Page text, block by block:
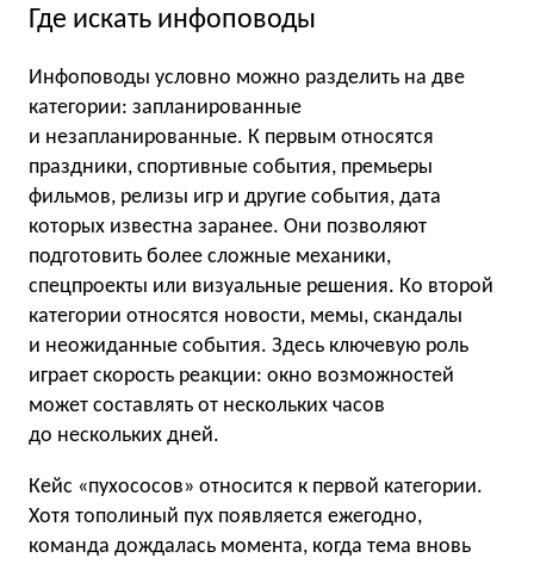
Где искать инфоповоды
Инфоповоды условно можно разделить на две
категории: запланированные
и незапланированные. К первым относятся
праздники, спортивные события, премьеры
фильмов, релизы игр и другие события, дата
которых известна заранее. Они позволяют
подготовить более сложные механики,
спецпроекты или визуальные решения. Ко второй
категории относятся новости, мемы, скандалы
и неожиданные события. Здесь ключевую роль
играет скорость реакции: окно возможностей
может составлять от нескольких часов
до нескольких дней.
Кейс «пухососов» относится к первой категории.
Хотя тополиный пух появляется ежегодно,
команда дождалась момента, когда тема вновь